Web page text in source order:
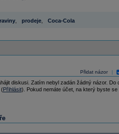
, prodeje, Coca-Cola
Přidat názor
diskusi. Zatím nebyl zadán žádný názor. Do
(Přihlásit). Pokud nemáte účet, na který byste se